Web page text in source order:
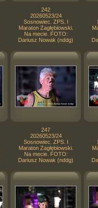
242
20260523/24
Sosnowiec. ZPS. I
Maraton Zagłębiowski.
Na mecie. FOTO:
Dariusz Nowak (nddg)
247
20260523/24
Sosnowiec. ZPS. I
Maraton Zagłębiowski.
Na mecie. FOTO:
Dariusz Nowak (nddg)